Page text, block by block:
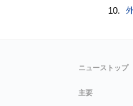
10.
ニューストップ
主要